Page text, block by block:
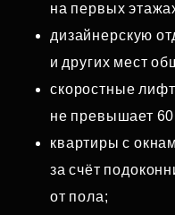
на первых
дизайнерскую
и других мест
скоростные
не превышает 60
квартиры с
за счёт
от пола;